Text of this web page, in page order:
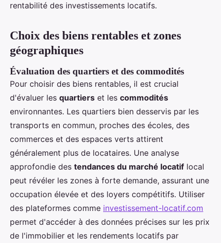
rentabilité des investissements locatifs.
Choix des biens rentables et zones
géographiques
Évaluation des quartiers et des commodités
Pour choisir des biens rentables, il est crucial
d'évaluer les quartiers et les commodités
environnantes. Les quartiers bien desservis par les
transports en commun, proches des écoles, des
commerces et des espaces verts attirent
généralement plus de locataires. Une analyse
approfondie des tendances du marché locatif local
peut révéler les zones à forte demande, assurant une
occupation élevée et des loyers compétitifs. Utiliser
des plateformes comme investissement-locatif.com
permet d'accéder à des données précises sur les prix
de l'immobilier et les rendements locatifs par